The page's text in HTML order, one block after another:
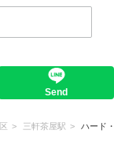
Send
三軒茶屋駅 ハード